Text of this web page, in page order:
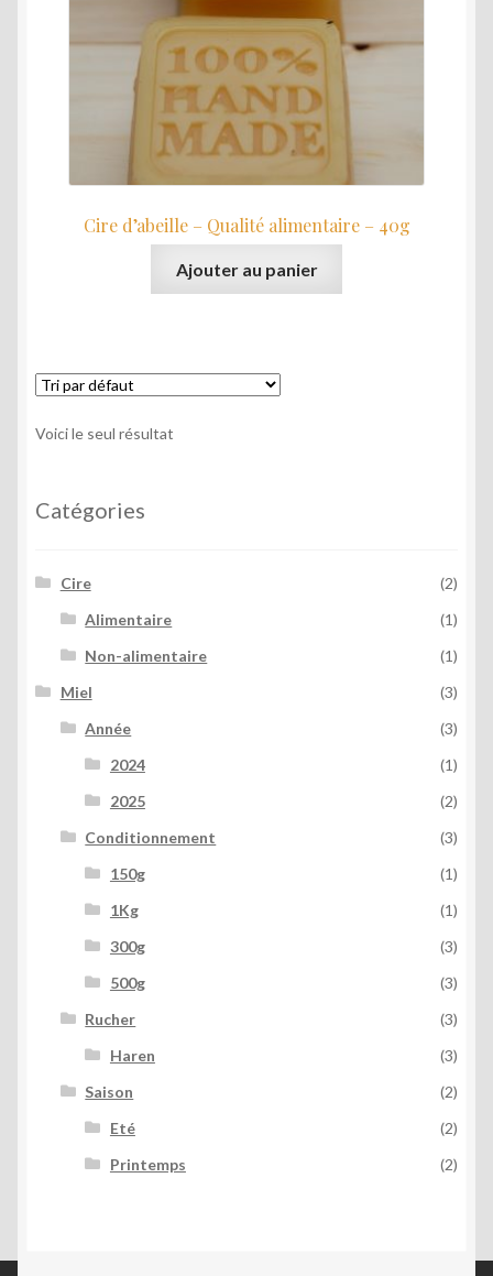
Cire d’abeille – Qualité alimentaire – 40g
Ajouter au panier
Voici le seul résultat
Catégories
Cire
(2)
Alimentaire
(1)
Non-alimentaire
(1)
Miel
(3)
Année
(3)
2024
(1)
2025
(2)
Conditionnement
(3)
150g
(1)
1Kg
(1)
300g
(3)
500g
(3)
Rucher
(3)
Haren
(3)
Saison
(2)
Eté
(2)
Printemps
(2)